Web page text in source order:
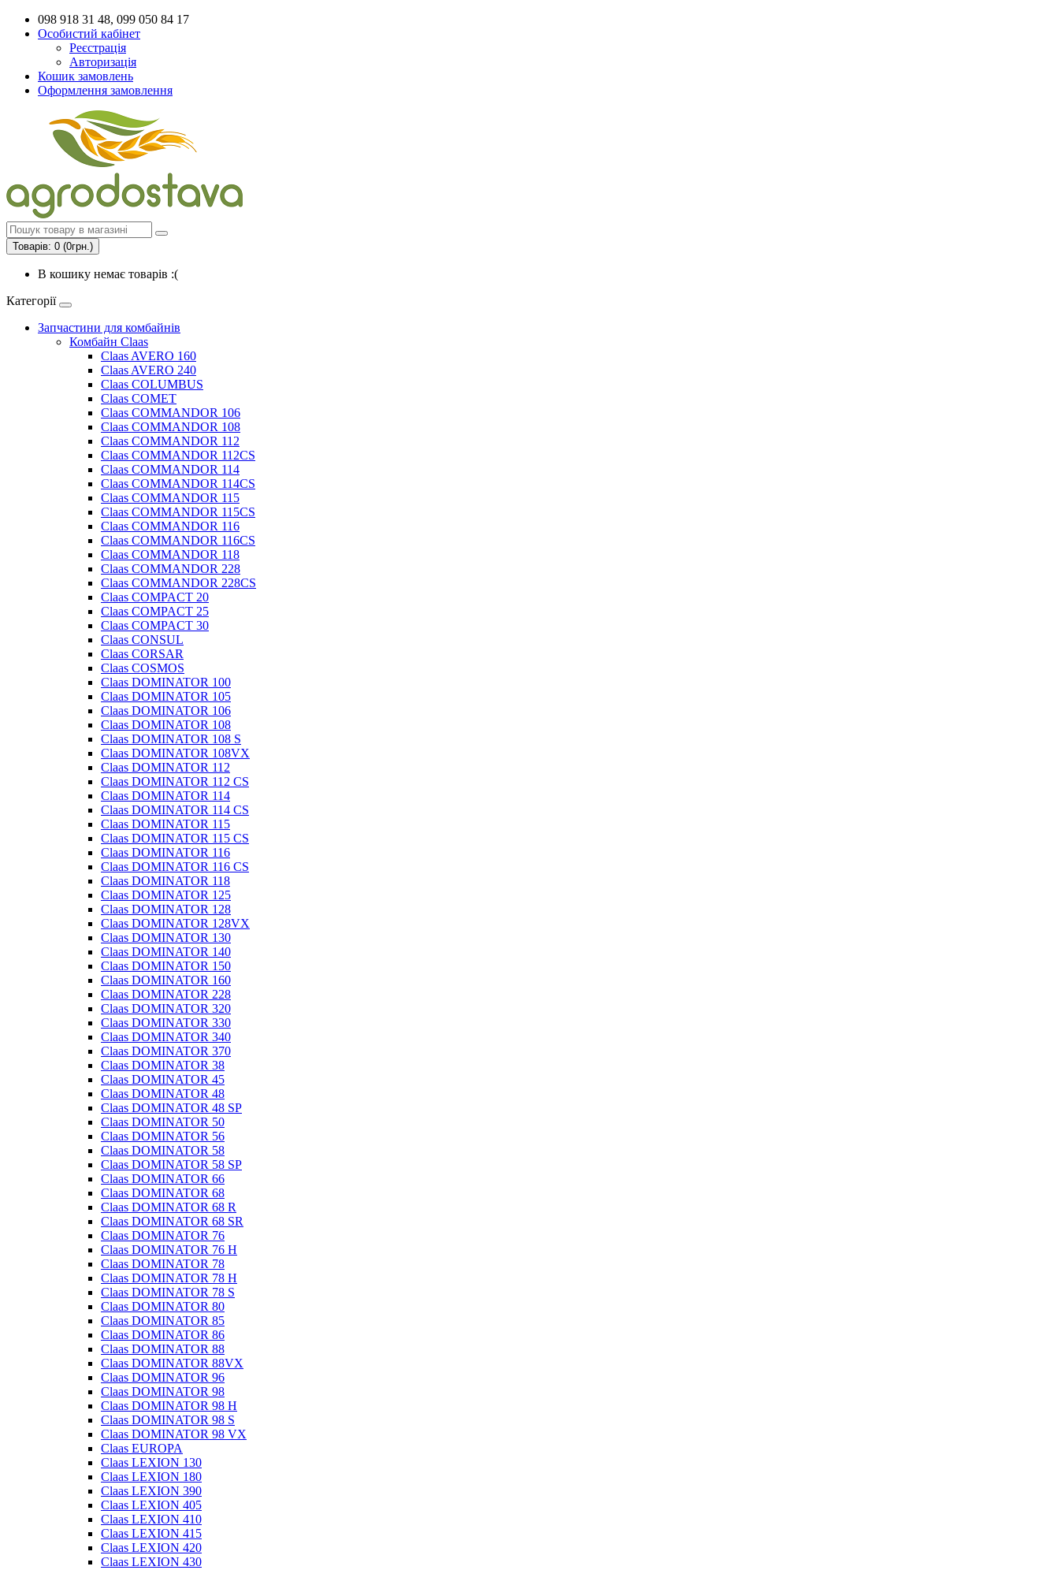
098 918 31 48, 099 050 84 17
Особистий кабінет
Реєстрація
Авторизація
Кошик замовлень
Оформлення замовлення
Товарів: 0 (0грн.)
В кошику немає товарів :(
Категорії
Запчастини для комбайнів
Комбайн Claas
Claas AVERO 160
Claas AVERO 240
Claas COLUMBUS
Claas COMET
Claas COMMANDOR 106
Claas COMMANDOR 108
Claas COMMANDOR 112
Claas COMMANDOR 112CS
Claas COMMANDOR 114
Claas COMMANDOR 114CS
Claas COMMANDOR 115
Claas COMMANDOR 115CS
Claas COMMANDOR 116
Claas COMMANDOR 116CS
Claas COMMANDOR 118
Claas COMMANDOR 228
Claas COMMANDOR 228CS
Claas COMPACT 20
Claas COMPACT 25
Claas COMPACT 30
Claas CONSUL
Claas CORSAR
Claas COSMOS
Claas DOMINATOR 100
Claas DOMINATOR 105
Claas DOMINATOR 106
Claas DOMINATOR 108
Claas DOMINATOR 108 S
Claas DOMINATOR 108VX
Claas DOMINATOR 112
Claas DOMINATOR 112 CS
Claas DOMINATOR 114
Claas DOMINATOR 114 CS
Claas DOMINATOR 115
Claas DOMINATOR 115 CS
Claas DOMINATOR 116
Claas DOMINATOR 116 CS
Claas DOMINATOR 118
Claas DOMINATOR 125
Claas DOMINATOR 128
Claas DOMINATOR 128VX
Claas DOMINATOR 130
Claas DOMINATOR 140
Claas DOMINATOR 150
Claas DOMINATOR 160
Claas DOMINATOR 228
Claas DOMINATOR 320
Claas DOMINATOR 330
Claas DOMINATOR 340
Claas DOMINATOR 370
Claas DOMINATOR 38
Claas DOMINATOR 45
Claas DOMINATOR 48
Claas DOMINATOR 48 SP
Claas DOMINATOR 50
Claas DOMINATOR 56
Claas DOMINATOR 58
Claas DOMINATOR 58 SP
Claas DOMINATOR 66
Claas DOMINATOR 68
Claas DOMINATOR 68 R
Claas DOMINATOR 68 SR
Claas DOMINATOR 76
Claas DOMINATOR 76 H
Claas DOMINATOR 78
Claas DOMINATOR 78 H
Claas DOMINATOR 78 S
Claas DOMINATOR 80
Claas DOMINATOR 85
Claas DOMINATOR 86
Claas DOMINATOR 88
Claas DOMINATOR 88VX
Claas DOMINATOR 96
Claas DOMINATOR 98
Claas DOMINATOR 98 H
Claas DOMINATOR 98 S
Claas DOMINATOR 98 VX
Claas EUROPA
Claas LEXION 130
Claas LEXION 180
Claas LEXION 390
Claas LEXION 405
Claas LEXION 410
Claas LEXION 415
Claas LEXION 420
Claas LEXION 430